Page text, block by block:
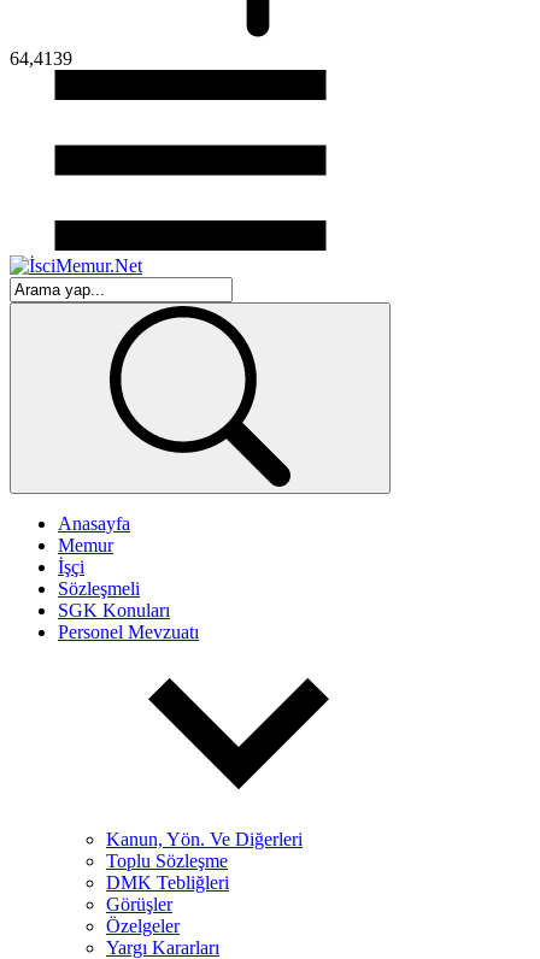
64,4139
Anasayfa
Memur
İşçi
Sözleşmeli
SGK Konuları
Personel Mevzuatı
Kanun, Yön. Ve Diğerleri
Toplu Sözleşme
DMK Tebliğleri
Görüşler
Özelgeler
Yargı Kararları